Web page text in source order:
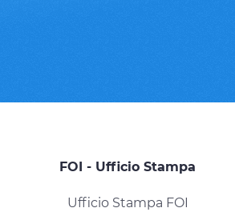
FOI - Ufficio Stampa
Ufficio Stampa FOI